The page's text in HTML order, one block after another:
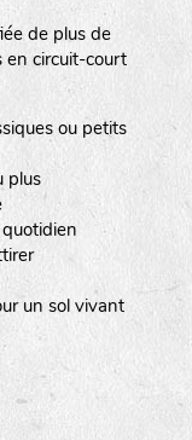
de plus de
en circuit-court
ou petits
plus
un sol vivant